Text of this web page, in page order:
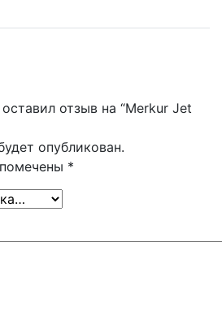
отзыв на “Merkur Jet
опубликован.
*